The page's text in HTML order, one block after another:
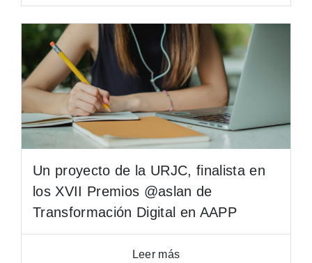
Un proyecto de la URJC, finalista en
los XVII Premios @aslan de
Transformación Digital en AAPP
Leer más